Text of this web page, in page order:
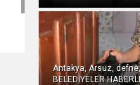
Antakya, Arsuz, defne,
BELEDİYELER